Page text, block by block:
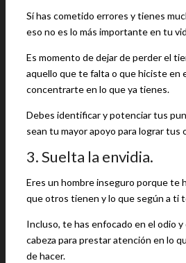
Sí has cometido errores y tienes
eso no es lo más importante en tu
Es momento de dejar de perder el
aquello que te falta o que hiciste en
concentrarte en lo que ya tienes.
Debes identificar y potenciar tus
sean tu mayor apoyo para lograr tus
3. Suelta la envidia.
Eres un hombre inseguro porque te
que otros tienen y lo que según a ti
Incluso, te has enfocado en el odio
cabeza para prestar atención en lo
de hacer.